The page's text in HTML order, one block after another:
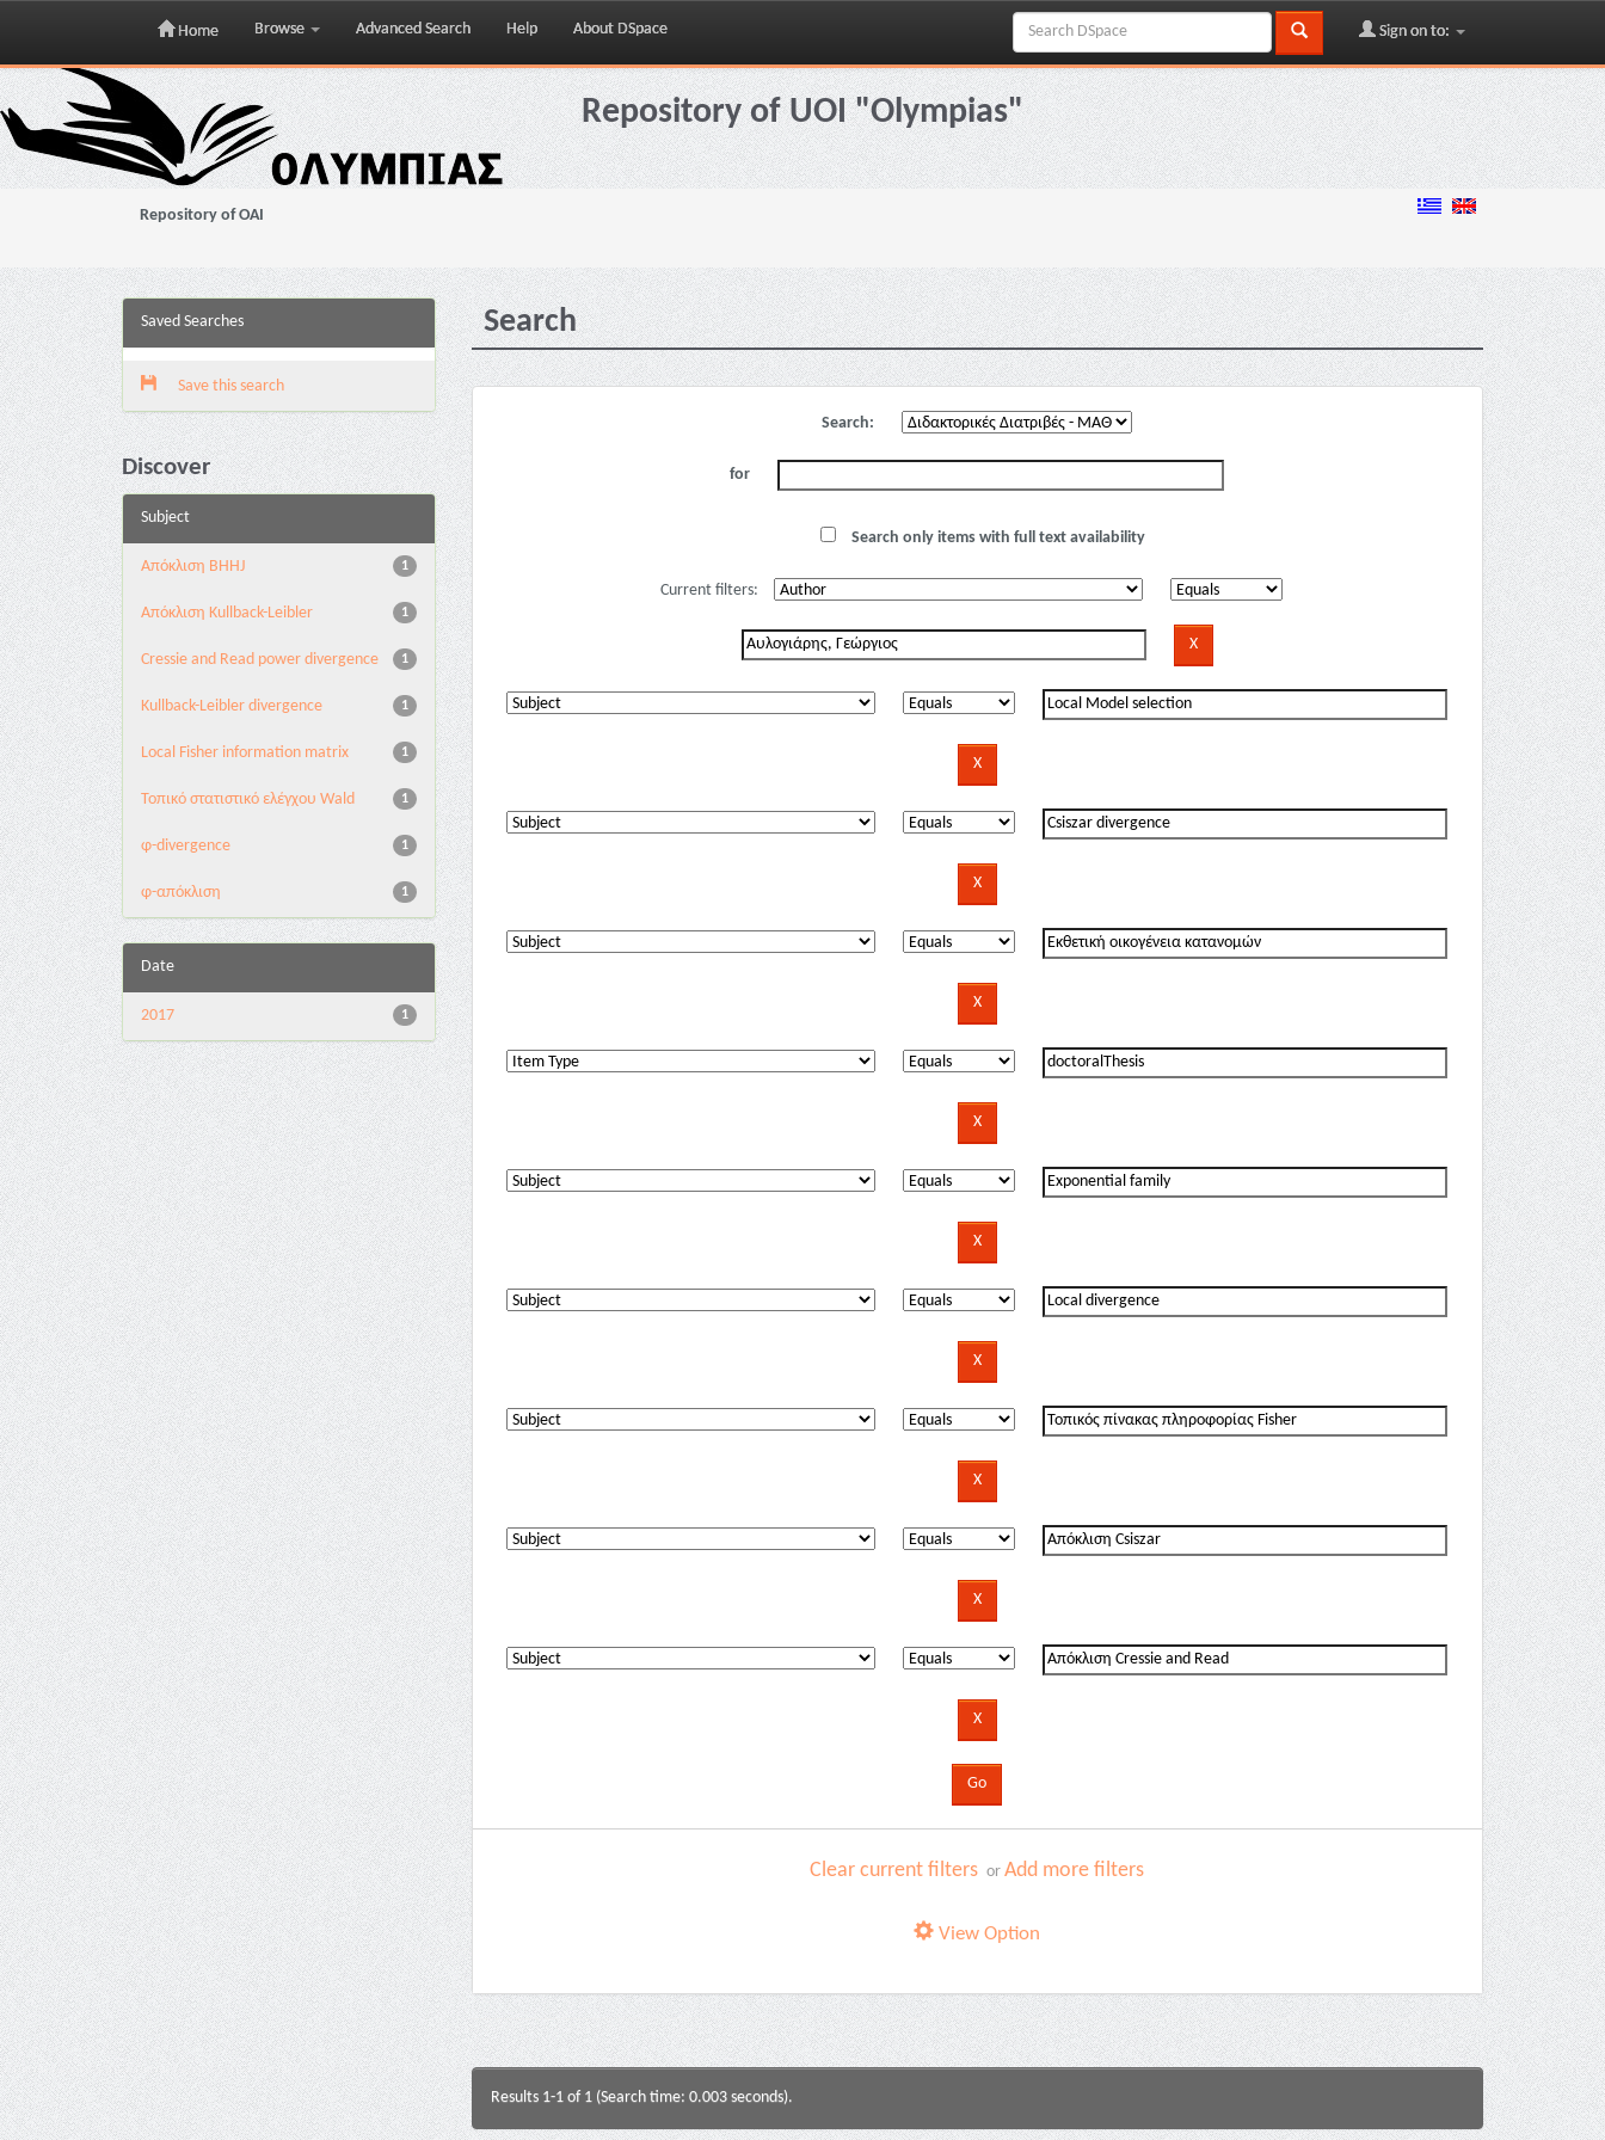
Skip
navigation
Home Browse Advanced Search Help About DSpace Sign on to:
Repository of UOI "Olympias"
Repository of OAI
Saved Searches
Save this search
Discover
Subject
1
Aπόκλιση BHHJ
1
Aπόκλιση Kullback-Leibler
1
Cressie and Read power divergence
1
Kullback-Leibler divergence
1
Local Fisher information matrix
1
Τοπικό στατιστικό ελέγχου Wald
1
φ-divergence
1
φ-απόκλιση
Date
1
2017
Search
Search:
for
Search only items with full text availability
Current filters:
Clear current filters orAdd more filters
View Option
Results 1-1 of 1 (Search time: 0.003 seconds).